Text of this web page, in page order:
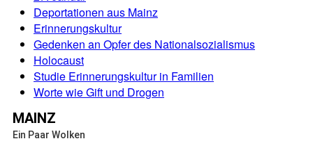
Deportationen aus Mainz
Erinnerungskultur
Gedenken an Opfer des Nationalsozialismus
Holocaust
Studie Erinnerungskultur in Familien
Worte wie Gift und Drogen
MAINZ
Ein Paar Wolken